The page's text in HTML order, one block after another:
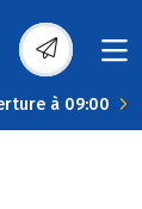
à 09:00